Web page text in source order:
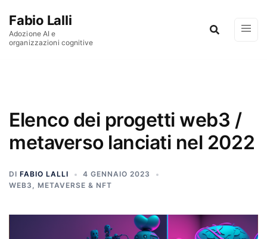
Fabio Lalli
Adozione AI e
organizzazioni cognitive
Elenco dei progetti web3 /
metaverso lanciati nel 2022
DI FABIO LALLI
4 GENNAIO 2023
WEB3, METAVERSE & NFT